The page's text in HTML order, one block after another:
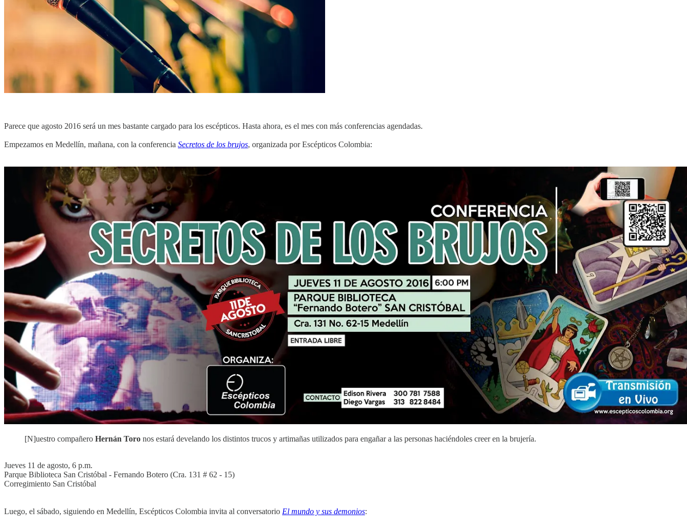
Parece que agosto 2016 será un mes bastante cargado para los escépticos. Hasta ahora, es el mes con más conferencias agendadas.
Empezamos en Medellín, mañana, con la conferencia Secretos de los brujos, organizada por Escépticos Colombia:
[N]uestro compañero Hernán Toro nos estará develando los distintos trucos y artimañas utilizados para engañar a las personas haciéndoles creer en la brujería.
Jueves 11 de agosto, 6 p.m.
Parque Biblioteca San Cristóbal - Fernando Botero (Cra. 131 # 62 - 15)
Corregimiento San Cristóbal
Luego, el sábado, siguiendo en Medellín, Escépticos Colombia invita al conversatorio El mundo y sus demonios: